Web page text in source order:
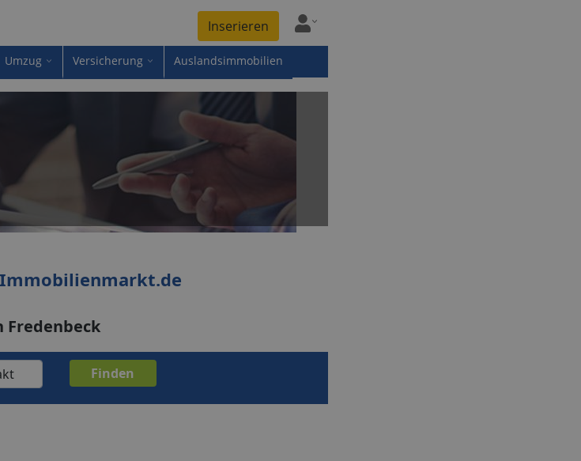
Inserieren
Umzug Versicherung Auslandsimmobilien
Fredenbeck